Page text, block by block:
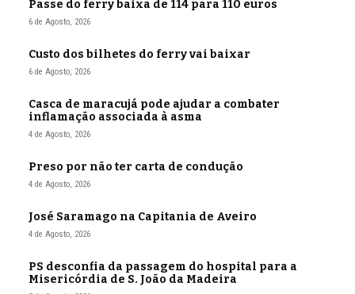
Passe do ferry baixa de 114 para 110 euros
6 de Agosto, 2026
Custo dos bilhetes do ferry vai baixar
6 de Agosto, 2026
Casca de maracujá pode ajudar a combater
inflamação associada à asma
4 de Agosto, 2026
Preso por não ter carta de condução
4 de Agosto, 2026
José Saramago na Capitania de Aveiro
4 de Agosto, 2026
PS desconfia da passagem do hospital para a
Misericórdia de S. João da Madeira